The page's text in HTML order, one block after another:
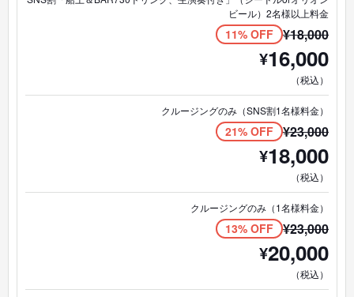
ビール）2名様以上料金
11% OFF ¥18,000
¥16,000
（税込）
クルージングのみ（SNS割1名様料金）
21% OFF ¥23,000
¥18,000
（税込）
クルージングのみ（1名様料金）
13% OFF ¥23,000
¥20,000
（税込）